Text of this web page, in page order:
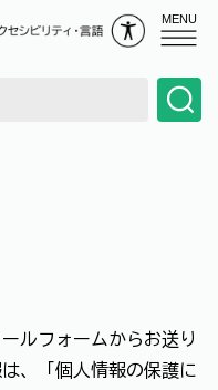
MENU
ルフォームからお送り
、「個人情報の保護に